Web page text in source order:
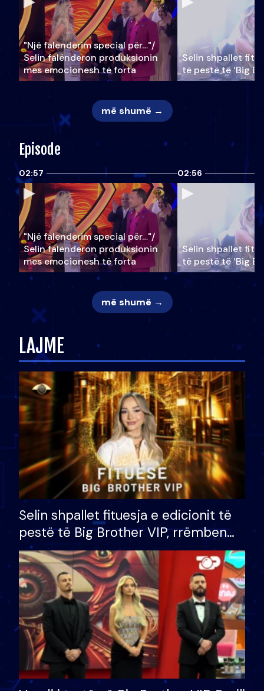
"Një falenderim special për…"/
Selin falënderon produksionin
mes emocionesh të forta
Selin shpallet
të pestë të ‘Big
më shumë →
Episode
02:57
"Një falenderim special për…"/
Selin falënderon produksionin
mes emocionesh të forta
02:56
Selin shpallet
të pestë të ‘Big
më shumë →
LAJME
Selin shpallet fituesja e edicionit të
pestë të Big Brother VIP, rrëmben
çmimin e madh prej 100 mijë eurosh